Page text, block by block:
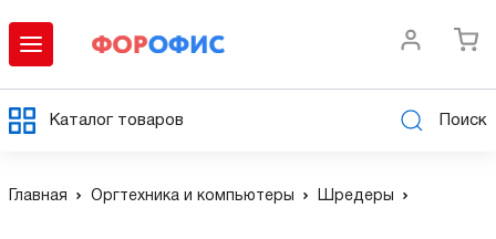
Каталог товаров Поиск
Главная Оргтехника и компьютеры Шредеры